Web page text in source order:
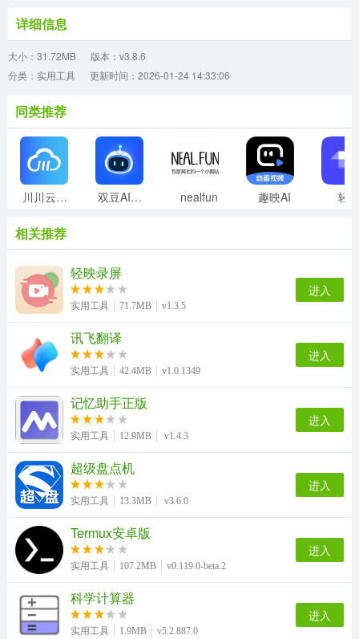
详细信息
大小：31.72MB
版本：v3.8.6
分类：实用工具
更新时间：2026-01-24 14:33:06
同类推荐
川川云手机正版 双豆AI助手 nealfun 趣映AI 轻
相关推荐
轻映录屏
实用工具 71.7MB v1.3.5
进入
讯飞翻译
实用工具 42.4MB v1.0.1349
进入
记忆助手正版
实用工具 12.9MB v1.4.3
进入
超级盘点机
实用工具 13.3MB v3.6.0
进入
Termux安卓版
实用工具 107.2MB v0.119.0-beta.2
进入
科学计算器
实用工具 1.9MB v5.2.887.0
进入